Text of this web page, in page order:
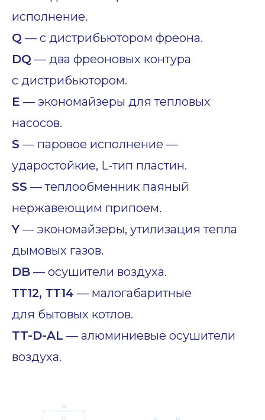
исполнение.
Q — с дистрибьютором фреона.
DQ — два фреоновых контура
с дистрибьютором.
E — экономайзеры для тепловых
насосов.
S — паровое исполнение —
ударостойкие, L-тип пластин.
SS — теплообменник паяный
нержавеющим припоем.
Y — экономайзеры, утилизация тепла
дымовых газов.
DB — осушители воздуха.
ТТ12, ТТ14 — малогабаритные
для бытовых котлов.
TT-D-AL — алюминиевые осушители
воздуха.